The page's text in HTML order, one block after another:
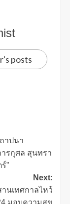
posts
าปนา
รกุศล สุนทรา
”
Next:
นเทศกาลไหว้
มอบความสุข